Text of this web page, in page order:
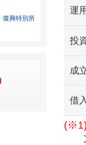
復興特別所
運
投
成
借
(※1)